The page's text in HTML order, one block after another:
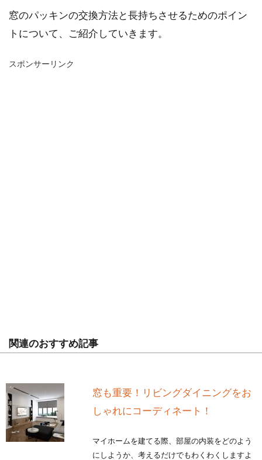
窓のパッキンの交換方法と長持ちさせるためのポイン
トについて、ご紹介していきます。
スポンサーリンク
関連のおすすめ記事
窓も重要！リビングダイニングをお
しゃれにコーディネート！
マイホームを建てる際、部屋の内装をどのよう
にしようか、考えるだけでもわくわくしますよ